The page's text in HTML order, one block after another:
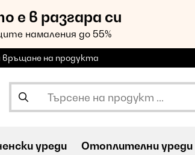
е в разгара си
намаления до 55%
връщане на продукта
уреди Oтоплителни уреди